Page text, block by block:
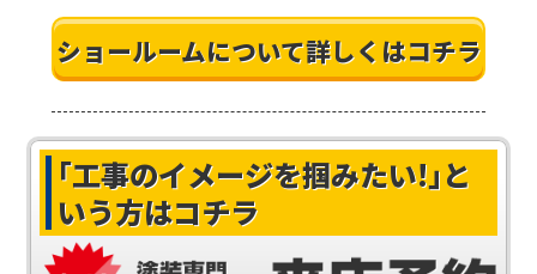
ショールームについて詳しくはコチラ
｢工事のイメージを掴みたい!｣と
いう方はコチラ